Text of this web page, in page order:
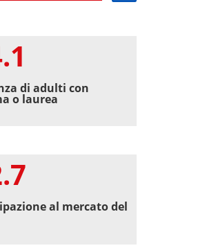
di adulti con
o laurea
al mercato del